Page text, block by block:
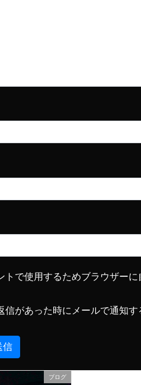
トで使用するためブラウザー
信があった時にメールで通知す
ブログ